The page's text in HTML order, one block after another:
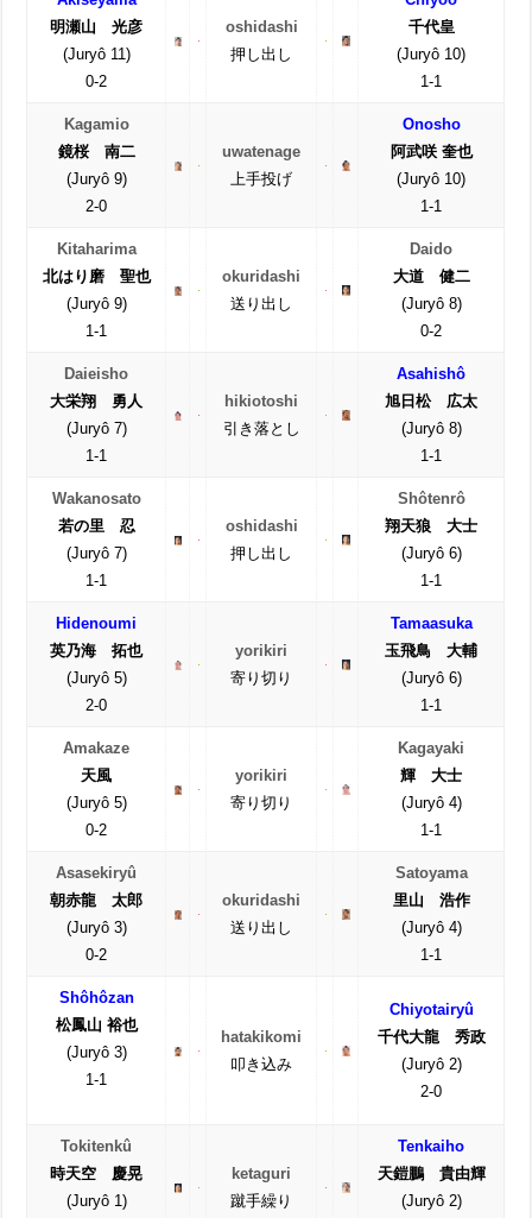
明瀬山 光彦
(Juryô 11)
0-2
oshidashi
押し出し
千代皇
(Juryô 10)
1-1
Kagamio
鏡桜 南二
(Juryô 9)
2-0
uwatenage
上手投げ
Onosho
阿武咲 奎也
(Juryô 10)
1-1
Kitaharima
北はり磨 聖也
(Juryô 9)
1-1
okuridashi
送り出し
Daido
大道 健二
(Juryô 8)
0-2
Daieisho
大栄翔 勇人
(Juryô 7)
1-1
hikiotoshi
引き落とし
Asahishô
旭日松 広太
(Juryô 8)
1-1
Wakanosato
若の里 忍
(Juryô 7)
1-1
oshidashi
押し出し
Shôtenrô
翔天狼 大士
(Juryô 6)
1-1
Hidenoumi
英乃海 拓也
(Juryô 5)
2-0
yorikiri
寄り切り
Tamaasuka
玉飛鳥 大輔
(Juryô 6)
1-1
Amakaze
天風
(Juryô 5)
0-2
yorikiri
寄り切り
Kagayaki
輝 大士
(Juryô 4)
1-1
Asasekiryû
朝赤龍 太郎
(Juryô 3)
0-2
okuridashi
送り出し
Satoyama
里山 浩作
(Juryô 4)
1-1
Shôhôzan
松鳳山 裕也
(Juryô 3)
1-1
hatakikomi
叩き込み
Chiyotairyû
千代大龍 秀政
(Juryô 2)
2-0
Tokitenkû
時天空 慶晃
(Juryô 1)
ketaguri
蹴手繰り
Tenkaiho
天鎧鵬 貴由輝
(Juryô 2)